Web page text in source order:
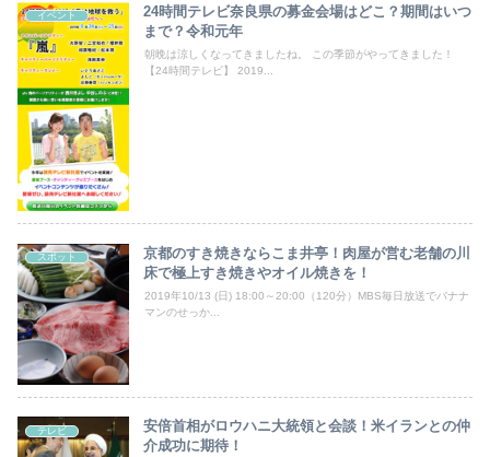
イベント
24時間テレビ奈良県の募金会場はどこ？期間はいつ
まで？令和元年
朝晩は涼しくなってきましたね。 この季節がやってきました！
【24時間テレビ】 2019...
スポット
京都のすき焼きならこま井亭！肉屋が営む老舗の川
床で極上すき焼きやオイル焼きを！
2019年10/13 (日) 18:00～20:00（120分）MBS毎日放送でバナナ
マンのせっか...
テレビ
安倍首相がロウハニ大統領と会談！米イランとの仲
介成功に期待！